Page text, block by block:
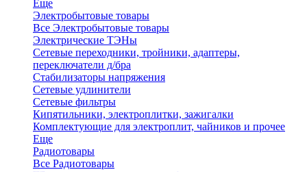
Еще
Электробытовые товары
Все Электробытовые товары
Электрические ТЭНы
Сетевые переходники, тройники, адаптеры,
переключатели д/бра
Стабилизаторы напряжения
Сетевые удлинители
Сетевые фильтры
Кипятильники, электроплитки, зажигалки
Комплектующие для электроплит, чайников и прочее
Еще
Радиотовары
Все Радиотовары